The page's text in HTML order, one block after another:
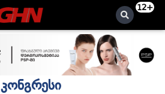
12+
კონგრესი